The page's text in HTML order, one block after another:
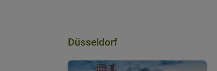
Düsseldorf